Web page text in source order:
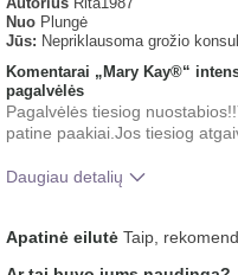
Nuo Plungė
Jūs: Nepriklausoma grožio
Komentarai „Mary Kay®“
pagalvėlės
Pagalvėlės tiesiog
patine paakiai.Jos tiesiog
Daugiau detalių
produkto naudojimo?
Apatinė eilutė Taip,